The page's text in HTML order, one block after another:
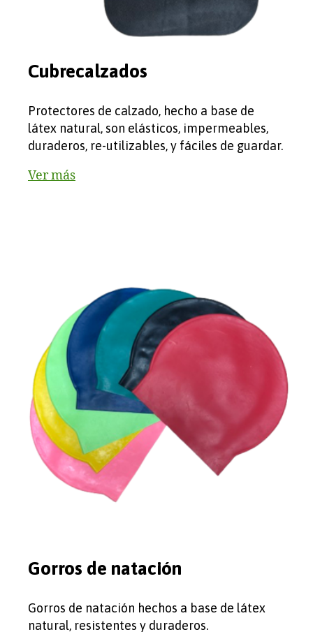
Cubrecalzados
Protectores de calzado, hecho a base de
látex natural, son elásticos, impermeables,
duraderos, re-utilizables, y fáciles de guardar.
Ver más
Gorros de natación
Gorros de natación hechos a base de látex
natural, resistentes y duraderos.